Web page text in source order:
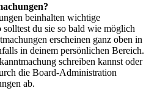
beinhalten wichtige
du sie so bald wie möglich
erscheinen ganz oben in
in deinem persönlichen Bereich.
schreiben kannst oder
die Board-Administration
ab.